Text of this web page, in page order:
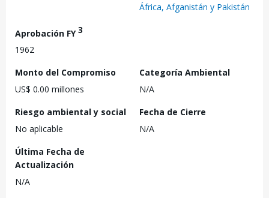
África, Afganistán y Pakistán
Aprobación FY3
1962
Monto del Compromiso
US$ 0.00 millones
Categoría Ambiental
N/A
Riesgo ambiental y social
No aplicable
Fecha de Cierre
N/A
Última Fecha de
Actualización
N/A